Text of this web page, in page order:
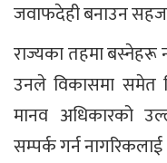
जवाफदेही बनाउन
राज्यका तहमा बस्नेहरू
उनले विकासमा समेत
मानव अधिकारको
सम्पर्क गर्न